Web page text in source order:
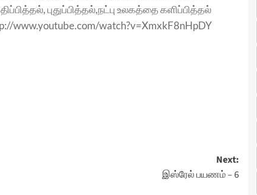
புதுப்பித்தல்,நட்பு உலகத்தை களிப்பித்தல்
www.youtube.com/watch?v=XmxkF8nHpDY
Next:
இஸ்ரேல் பயணம் – 6